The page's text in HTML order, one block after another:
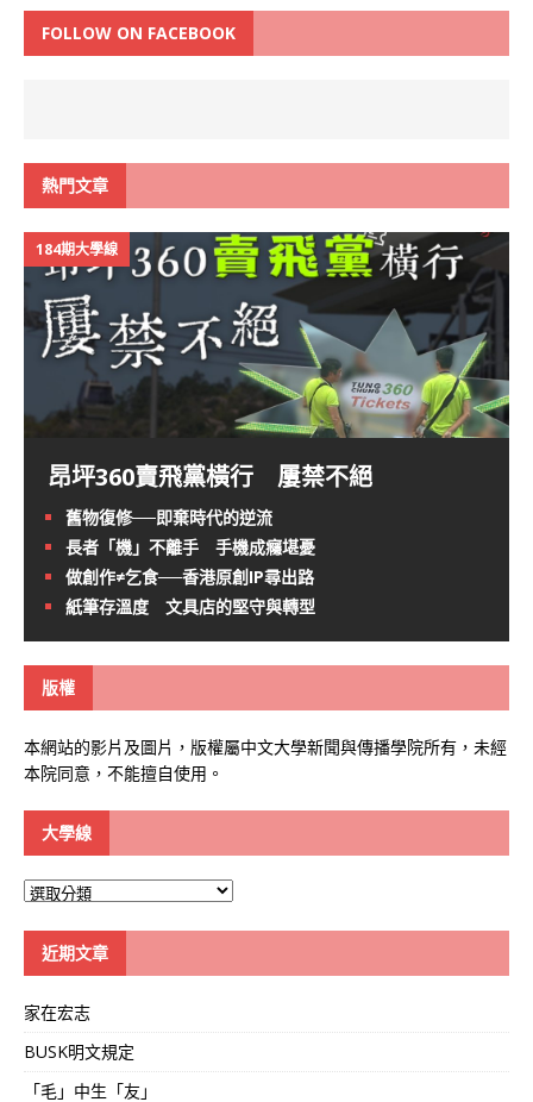
FOLLOW ON FACEBOOK
熱門文章
184期大學線
昂坪360賣飛黨橫行 屢禁不絕
舊物復修──即棄時代的逆流
長者「機」不離手 手機成癮堪憂
做創作≠乞食──香港原創IP尋出路
紙筆存溫度 文具店的堅守與轉型
版權
本網站的影片及圖片，版權屬中文大學新聞與傳播學院所有，未經
本院同意，不能擅自使用。
大學線
大
近期文章
家在宏志
BUSK明文規定
「毛」中生「友」